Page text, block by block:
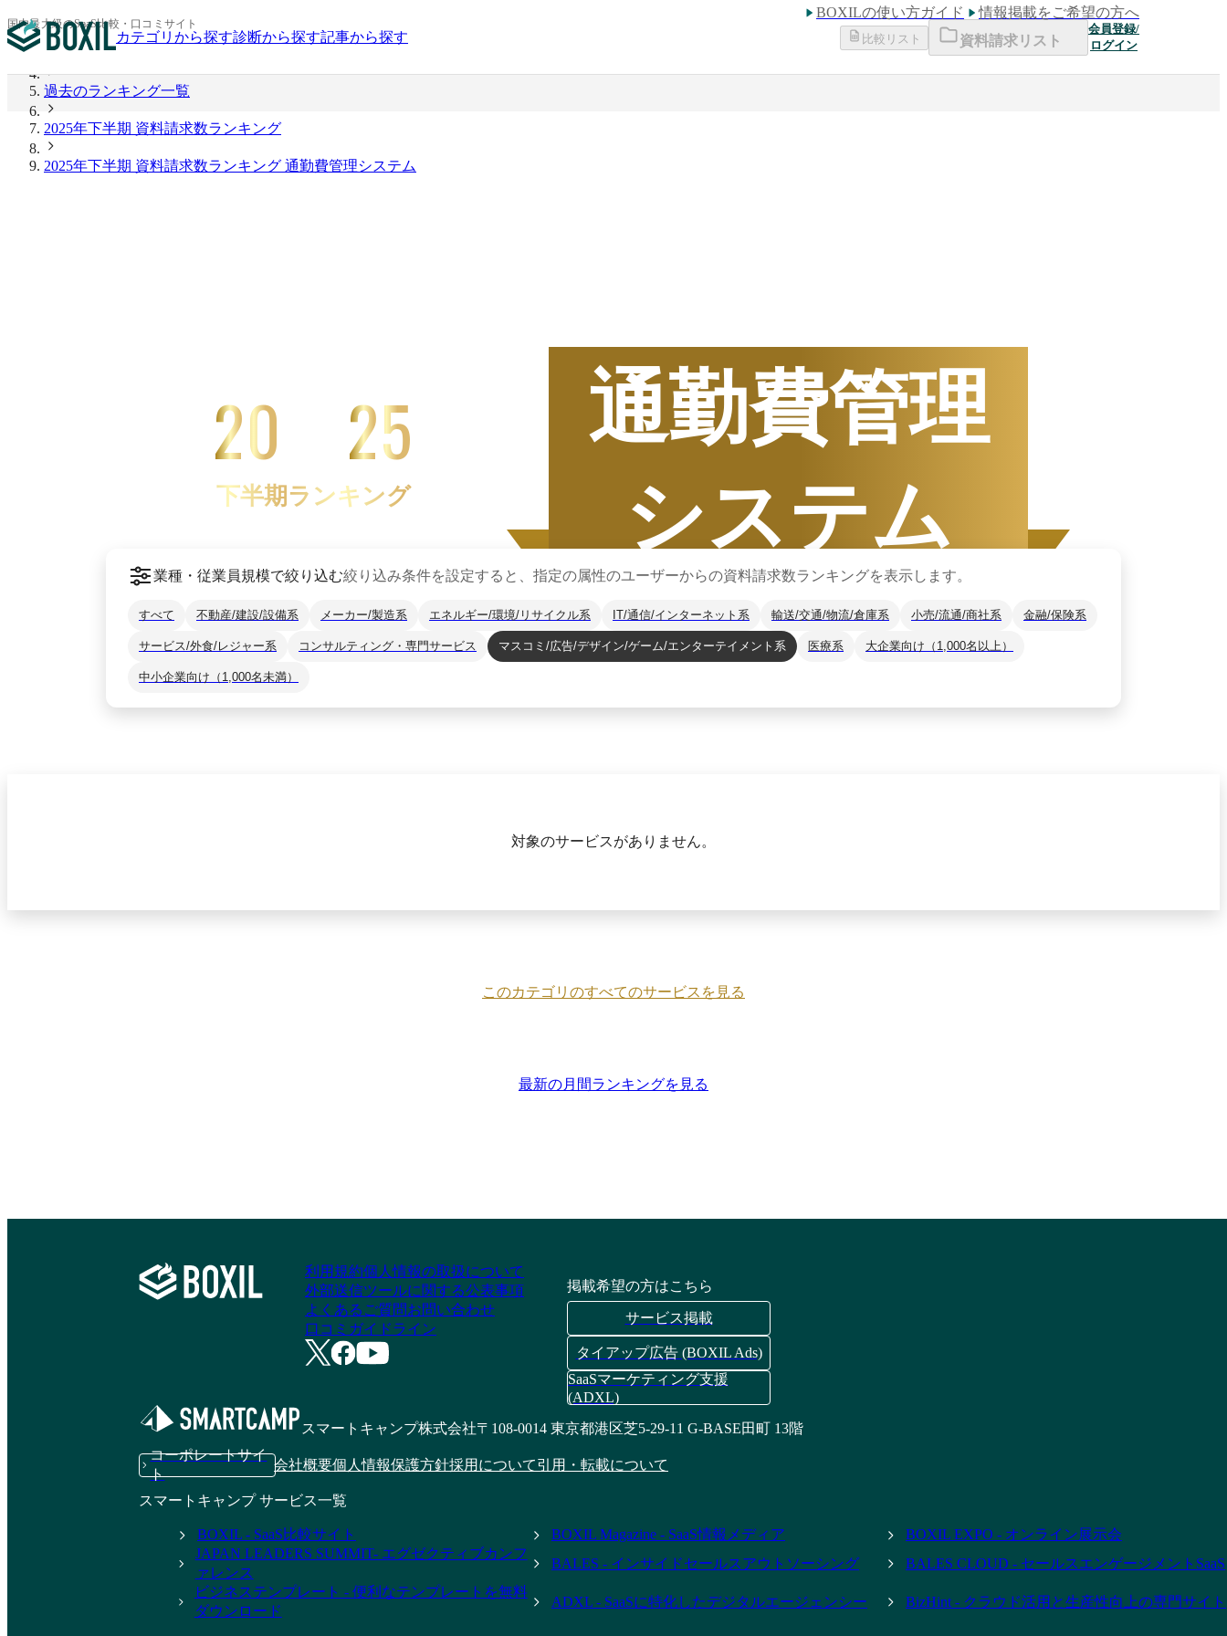
国内最大級のSaaS比較・口コミサイト
BOXILの使い方ガイド
情報掲載をご希望の方へ
カテゴリから探す診断から探す記事から探す 比較リスト 資料請求リスト
会員登録/
ログイン
BOXIL
2026年上半期 資料請求数ランキング
過去のランキング一覧
2025年下半期 資料請求数ランキング
2025年下半期 資料請求数ランキング 通勤費管理システム
20 25
下半期ランキング
通勤費管理
システム
集計期間 2025年7月1日
2025年下半期（7月〜12月）にBOXILユーザーから資料請求されたサービスをもと
業種・従業員規模で絞り込む絞り込み条件を設定すると、指定の属性のユーザーからの資料請求数ランキングを表示します。
すべて 不動産/建設/設備系 メーカー/製造系 エネルギー/環境/リサイクル系 IT/通信/インターネット系 輸送/交通/物流/倉庫系 小売/流通/商社系 金融/保険系
サービス/外食/レジャー系 コンサルティング・専門サービス マスコミ/広告/デザイン/ゲーム/エンターテイメント系 医療系 大企業向け（1,000名以上）
中小企業向け（1,000名未満）
対象のサービスがありません。
このカテゴリのすべてのサービスを見る
最新の月間ランキングを見る
利用規約個人情報の取扱について
外部送信ツールに関する公表事項
よくあるご質問お問い合わせ
口コミガイドライン
掲載希望の方はこちら
サービス掲載
タイアップ広告 (BOXIL Ads)
SaaSマーケティング支援
(ADXL)
スマートキャンプ株式会社〒108-0014 東京都港区芝5-29-11 G-BASE田町 13階
コーポレートサイ
ト
会社概要個人情報保護方針採用について引用・転載について
スマートキャンプ サービス一覧
BOXIL - SaaS比較サイト BOXIL Magazine - SaaS情報メディア
BOXIL EXPO - オンライン展示会
JAPAN LEADERS SUMMIT- エグゼクティブカンフ
ァレンス
BALES - インサイドセールスアウトソーシング
BALES CLOUD - セールスエンゲージメントSaaS
ビジネステンプレート - 便利なテンプレートを無料
ダウンロード
ADXL - SaaSに特化したデジタルエージェンシー BizHint - クラウド活用と生産性向上の専門サイト